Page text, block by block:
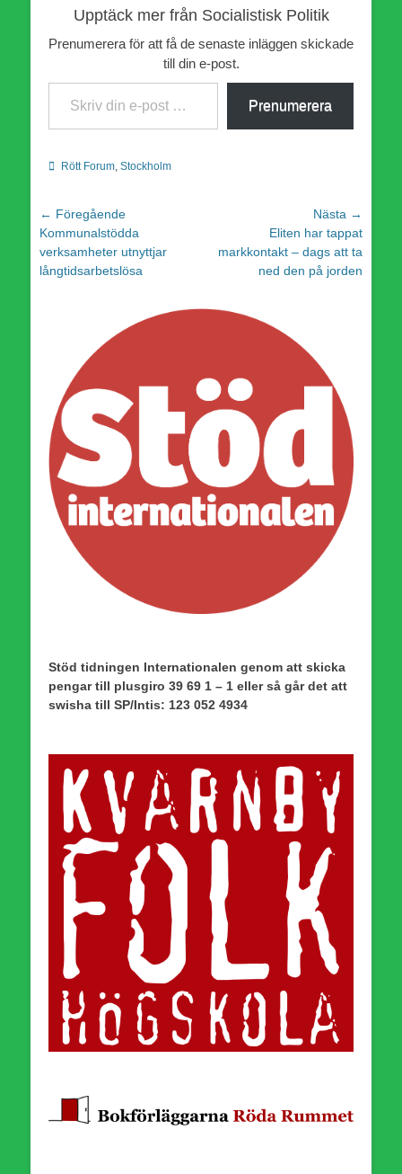
Upptäck mer från Socialistisk Politik
Prenumerera för att få de senaste inläggen skickade
till din e-post.
Skriv din e-post …
Prenumerera
Kategorier
Rött Forum Stockholm
Inläggsnavigering
← Föregående
Föregående
inlägg:
Kommunalstödda
verksamheter utnyttjar
långtidsarbetslösa
Nästa →
inlägg:
Eliten har tappat
markkontakt – dags att ta
ned den på jorden
Stöd tidningen Internationalen genom att skicka
pengar till plusgiro 39 69 1 – 1 eller så går det att
swisha till SP/Intis: 123 052 4934